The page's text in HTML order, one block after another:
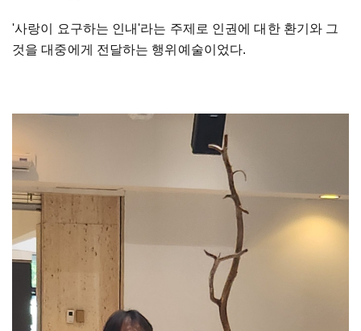
'사랑이 요구하는 인내'라는 주제로 인권에 대한 환기와 그
것을 대중에게 전달하는 행위예술이었다.